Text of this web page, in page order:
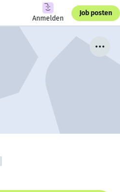
Anmelden
Job posten